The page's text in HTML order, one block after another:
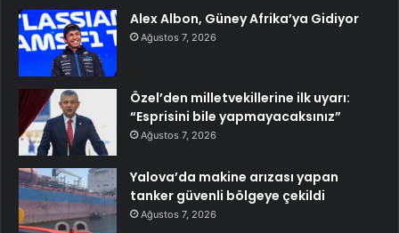
Alex Albon, Güney Afrika’ya Gidiyor
Ağustos 7, 2026
Özel’den milletvekillerine ilk uyarı:
“Esprisini bile yapmayacaksınız”
Ağustos 7, 2026
Yalova’da makine arızası yapan
tanker güvenli bölgeye çekildi
Ağustos 7, 2026